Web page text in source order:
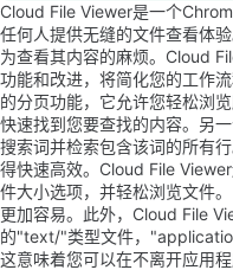
Cloud File Viewer是一个
任何人提供无缝的文件查看体
为查看其内容的麻烦。Cloud
功能和改进，将简化您的工作
的分页功能，它允许您轻松浏
快速找到您要查找的内容。另
搜索词并检索包含该词的所有
得快速高效。Cloud File
件大小选项，并轻松浏览文件
更加容易。此外，Cloud File
的"text/"类型文件，
这意味着您可以在不离开应用